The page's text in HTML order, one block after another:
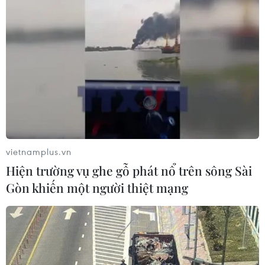
Bộ Y tế ban hành Kế hoạch dự phòng
thương tích giai đoạn 2026-2030
Hệ thống y tế đa cực, đưa y tế đến
gần dân
04/08/2026 04:55
Bộ Y tế đề xuất 8 nhóm chính sách
trong sửa đổi Luật hiến, ghép mô,
tạng
03/08/2026 14:44
vietnamplus.vn
Hiện trường vụ ghe gỗ phát nổ trên sông Sài
Gòn khiến một người thiệt mạng